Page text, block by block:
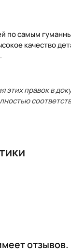
по самым
качество
этих правок в